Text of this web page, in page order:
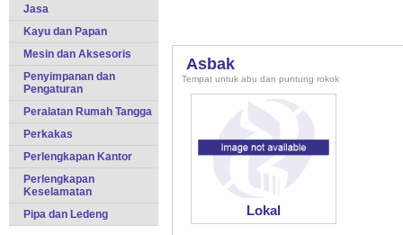
Jasa
Kayu dan Papan
Mesin dan Aksesoris
Penyimpanan dan
Pengaturan
Peralatan Rumah Tangga
Perkakas
Perlengkapan Kantor
Perlengkapan
Keselamatan
Pipa dan Ledeng
Asbak
Tempat untuk abu dan puntung rokok
Lokal